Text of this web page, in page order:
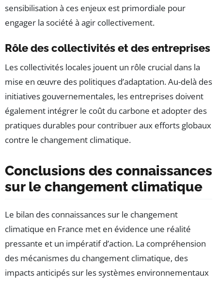
sensibilisation à ces enjeux est primordiale pour
engager la société à agir collectivement.
Rôle des collectivités et des entreprises
Les collectivités locales jouent un rôle crucial dans la
mise en œuvre des politiques d’adaptation. Au-delà des
initiatives gouvernementales, les entreprises doivent
également intégrer le coût du carbone et adopter des
pratiques durables pour contribuer aux efforts globaux
contre le changement climatique.
Conclusions des connaissances
sur le changement climatique
Le bilan des connaissances sur le changement
climatique en France met en évidence une réalité
pressante et un impératif d’action. La compréhension
des mécanismes du changement climatique, des
impacts anticipés sur les systèmes environnementaux